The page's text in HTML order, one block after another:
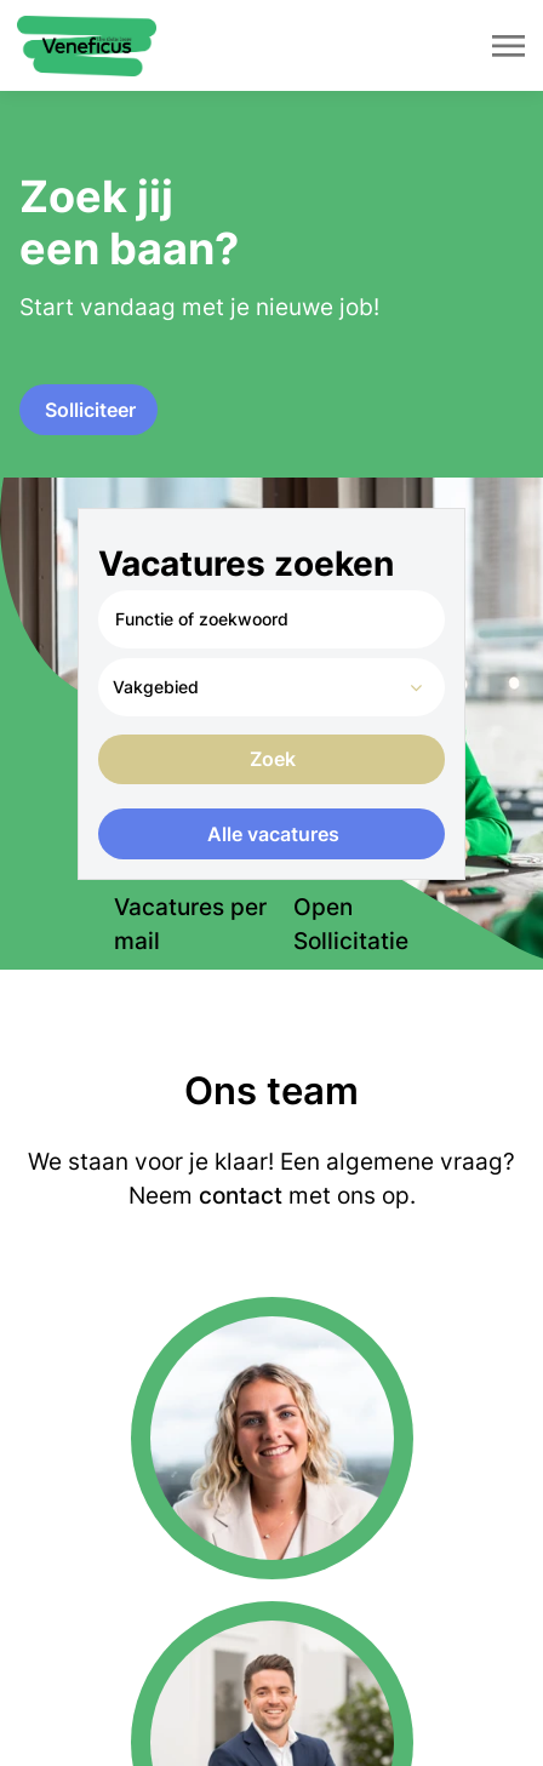
Zoek jij
een baan?
Start vandaag met je nieuwe job!
Solliciteer
Vacatures zoeken
Vakgebied
Zoek
Alle vacatures
Vacatures per
mail
Open
Sollicitatie
Ons team
We staan voor je klaar! Een algemene vraag?
Neem contactmet ons op.